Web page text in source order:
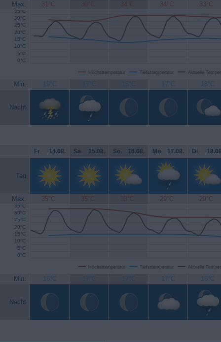
Max. 31°C 30°C 34°C 34°C 33°C
Höchsttemperatur Tiefsttemperatur Aktuelle
0°C
5°C
10°C
15°C
20°C
25°C
30°C
35°C
Min. 19°C 17°C 15°C 17°C 18°C
Nacht
Fr. 14.08. Sa. 15.08. So. 16.08. Mo. 17.08. Di.
Tag
Max. 35°C 35°C 33°C 29°C 29°C
Höchsttemperatur Tiefsttemperatur Aktuelle
0°C
5°C
10°C
15°C
20°C
25°C
30°C
35°C
Min. 16°C 17°C 17°C 17°C 16°C
Nacht